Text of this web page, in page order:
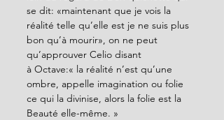
se dit: «maintenant que je vois la
réalité telle qu’elle est je ne suis plus
bon qu’à mourir», on ne peut
qu’approuver Celio disant
à Octave:« la réalité n’est qu’une
ombre, appelle imagination ou folie
ce qui la divinise, alors la folie est la
Beauté elle-même. »